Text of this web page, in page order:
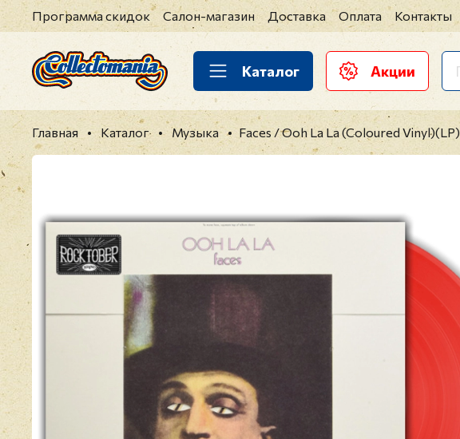
Программа скидок Салон-магазин Доставка Оплата Контакты
Каталог Акции
Главная Каталог Музыка Faces / Ooh La La (Coloured Vinyl)(LP)